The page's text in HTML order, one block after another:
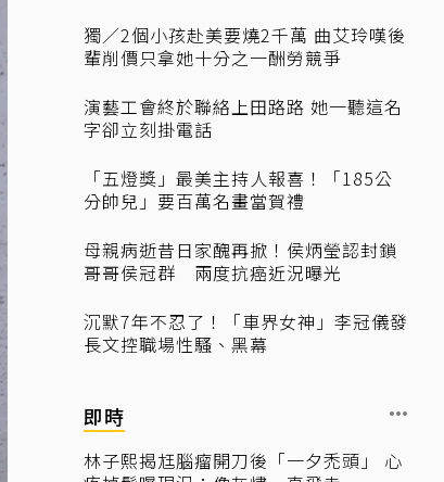
獨／2個小孩赴美要燒2千萬 曲艾玲嘆後
輩削價只拿她十分之一酬勞競爭
演藝工會終於聯絡上田路路 她一聽這名
字卻立刻掛電話
「五燈獎」最美主持人報喜！「185公
分帥兒」要百萬名畫當賀禮
母親病逝昔日家醜再掀！侯炳瑩認封鎖
哥哥侯冠群 兩度抗癌近況曝光
沉默7年不忍了！「車界女神」李冠儀發
長文控職場性騷、黑幕
即時
林子熙揭尪腦瘤開刀後「一夕禿頭」 心